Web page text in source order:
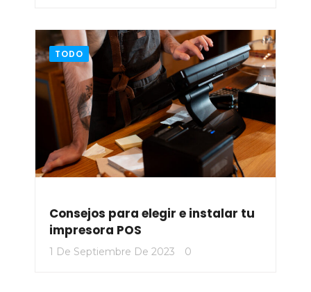
TODO
Consejos para elegir e instalar tu
impresora POS
1 De Septiembre De 2023 0